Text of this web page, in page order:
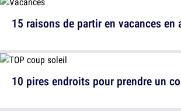
15 raisons de partir en vacances en
10 pires endroits pour prendre un